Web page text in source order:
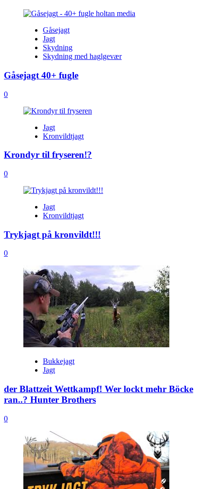
Gåsejagt
Jagt
Skydning
Skydning med haglgevær
Gåsejagt 40+ fugle
0
Jagt
Kronvildtjagt
Krondyr til fryseren!?
0
Jagt
Kronvildtjagt
Trykjagt på kronvildt!!!
0
Bukkejagt
Jagt
der Blattzeit Wettkampf! Wer lockt mehr Böcke
ran..? Hunter Brothers
0